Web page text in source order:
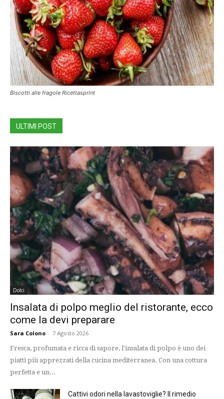
Biscotti alle fragole Ricettasprint
ULTIMI POST
Dolci
Insalata di polpo meglio del ristorante, ecco
come la devi preparare
Sara Colono - 7 Agosto 2026
Fresca, profumata e ricca di sapore, l'insalata di polpo è uno dei
piatti più apprezzati della cucina mediterranea. Con una cottura
perfetta e un...
Cattivi odori nella lavastoviglie? Il rimedio